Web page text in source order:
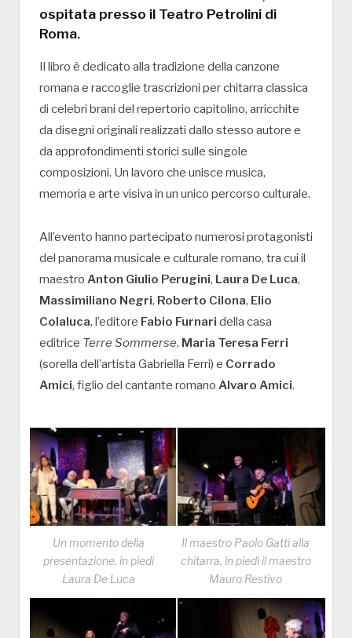
ospitata presso il Teatro Petrolini di
Roma.
Il libro è dedicato alla tradizione della canzone
romana e raccoglie trascrizioni per chitarra classica
di celebri brani del repertorio capitolino, arricchite
da disegni originali realizzati dallo stesso autore e
da approfondimenti storici sulle singole
composizioni. Un lavoro che unisce musica,
memoria e arte visiva in un unico percorso culturale.
All’evento hanno partecipato numerosi protagonisti
del panorama musicale e culturale romano, tra cui il
maestro Anton Giulio Perugini, Laura De Luca,
Massimiliano Negri, Roberto Cilona, Elio
Colaluca, l’editore Fabio Furnari della casa
editrice Terre Sommerse, Maria Teresa Ferri
(sorella dell’artista Gabriella Ferri) e Corrado
Amici, figlio del cantante romano Alvaro Amici.
Un momento della
presentazione, in piedi
Laura De Luca
Il maestro Paolo Gatti alla
chitarra, in piedi il maestro
Mauro Restivo